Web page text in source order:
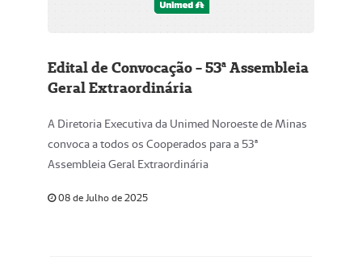
Edital de Convocação - 53ª Assembleia
Geral Extraordinária
A Diretoria Executiva da Unimed Noroeste de Minas
convoca a todos os Cooperados para a 53ª
Assembleia Geral Extraordinária
08 de Julho de 2025